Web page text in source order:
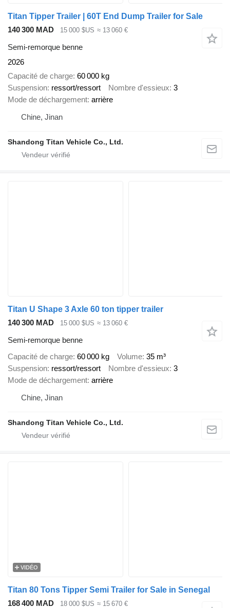
Titan Tipper Trailer | 60T End Dump Trailer for Sale
140 300 MAD
15 000 $US ≈ 13 060 €
Semi-remorque benne
2026
Capacité de charge 60 000 kg
Suspension ressort/ressort Nombre d'essieux 3
Mode de déchargement arrière
Chine, Jinan
Shandong Titan Vehicle Co., Ltd.
Titan U Shape 3 Axle 60 ton tipper trailer
140 300 MAD
15 000 $US ≈ 13 060 €
Semi-remorque benne
Capacité de charge 60 000 kg Volume 35 m³
Suspension ressort/ressort Nombre d'essieux 3
Mode de déchargement arrière
Chine, Jinan
Shandong Titan Vehicle Co., Ltd.
VIDÉO
Titan 80 Tons Tipper Semi Trailer for Sale in Senegal
168 400 MAD
18 000 $US ≈ 15 670 €